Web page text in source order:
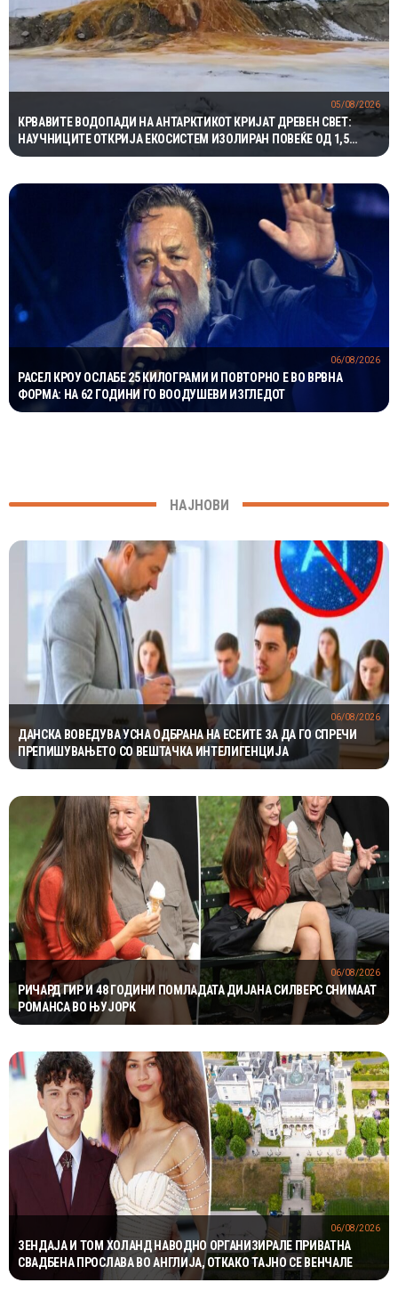
КРВАВИТЕ ВОДОПАДИ НА АНТАРКТИКОТ КРИЈАТ ДРЕВЕН СВЕТ:
НАУЧНИЦИТЕ ОТКРИЈА ЕКОСИСТЕМ ИЗОЛИРАН ПОВЕЌЕ ОД 1,5
МИЛИОНИ ГОДИНИ
05/08/2026
РАСЕЛ КРОУ ОСЛАБЕ 25 КИЛОГРАМИ И ПОВТОРНО Е ВО ВРВНА
ФОРМА: НА 62 ГОДИНИ ГО ВООДУШЕВИ ИЗГЛЕДОТ
06/08/2026
НАЈНОВИ
ДАНСКА ВОВЕДУВА УСНА ОДБРАНА НА ЕСЕИТЕ ЗА ДА ГО СПРЕЧИ
ПРЕПИШУВАЊЕТО СО ВЕШТАЧКА ИНТЕЛИГЕНЦИЈА
06/08/2026
РИЧАРД ГИР И 48 ГОДИНИ ПОМЛАДАТА ДИЈАНА СИЛВЕРС СНИМААТ
РОМАНСА ВО ЊУЈОРК
06/08/2026
ЗЕНДАЈА И ТОМ ХОЛАНД НАВОДНО ОРГАНИЗИРАЛЕ ПРИВАТНА
СВАДБЕНА ПРОСЛАВА ВО АНГЛИЈА, ОТКАКО ТАЈНО СЕ ВЕНЧАЛЕ
06/08/2026